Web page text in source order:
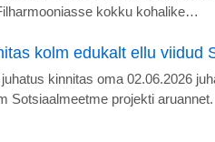
kokku kohalike…
kolm edukalt ellu viidud
kinnitas oma 02.06.2026
Sotsiaalmeetme projekti aruannet.